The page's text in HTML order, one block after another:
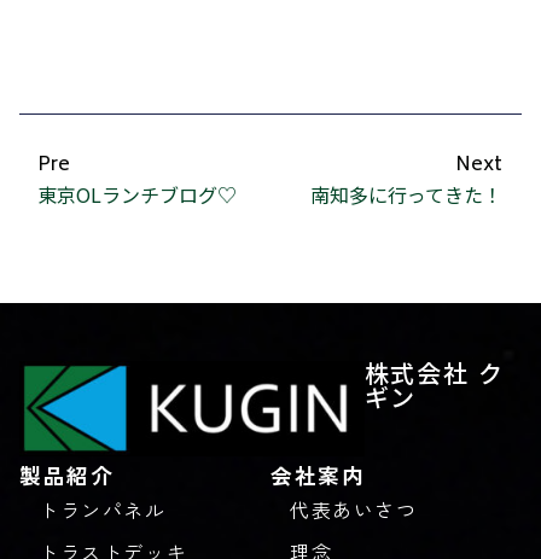
Pre
東京OLランチブログ♡
Next
南知多に行ってきた！
株式会社 ク
ギン
製品紹介
トランパネル
トラストデッキ
会社案内
代表あいさつ
理念